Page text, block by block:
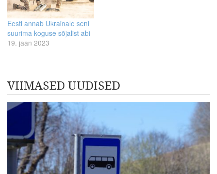
Eesti annab Ukrainale seni
suurima koguse sõjalist abi
19. jaan 2023
VIIMASED UUDISED